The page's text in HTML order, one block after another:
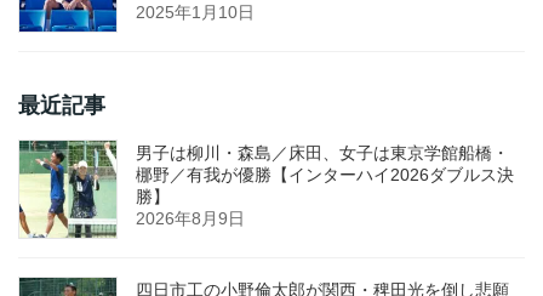
2025年1月10日
最近記事
男子は柳川・森島／床田、女子は東京学館船橋・
梛野／有我が優勝【インターハイ2026ダブルス決
勝】
2026年8月9日
四日市工の小野倫太郎が関西・稗田光を倒し悲願